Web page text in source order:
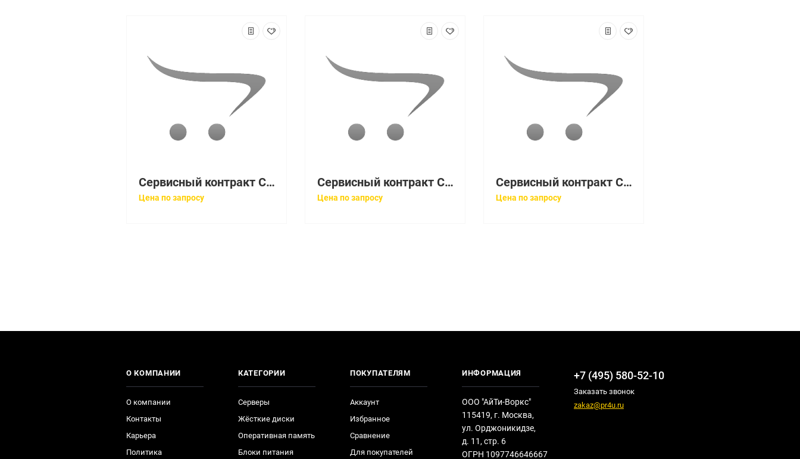
Сервисный контракт CON-SNT-CSMICTMP(2Y)
Цена по запросу
Сервисный контракт CON-SNT-CT255
Цена по запросу
Сервисный контракт CON-SNT-CTSMICT0
Цена по запросу
О КОМПАНИИ
О компании
Контакты
Карьера
Политика
КАТЕГОРИИ
Серверы
Жёсткие диски
Оперативная память
Блоки питания
ПОКУПАТЕЛЯМ
Аккаунт
Избранное
Сравнение
Для покупателей
ИНФОРМАЦИЯ
ООО "АйТи-Воркс"
115419, г. Москва,
ул. Орджоникидзе,
д. 11, стр. 6
ОГРН 1097746646667
+7 (495) 580-52-10
Заказать звонок
zakaz@pr4u.ru